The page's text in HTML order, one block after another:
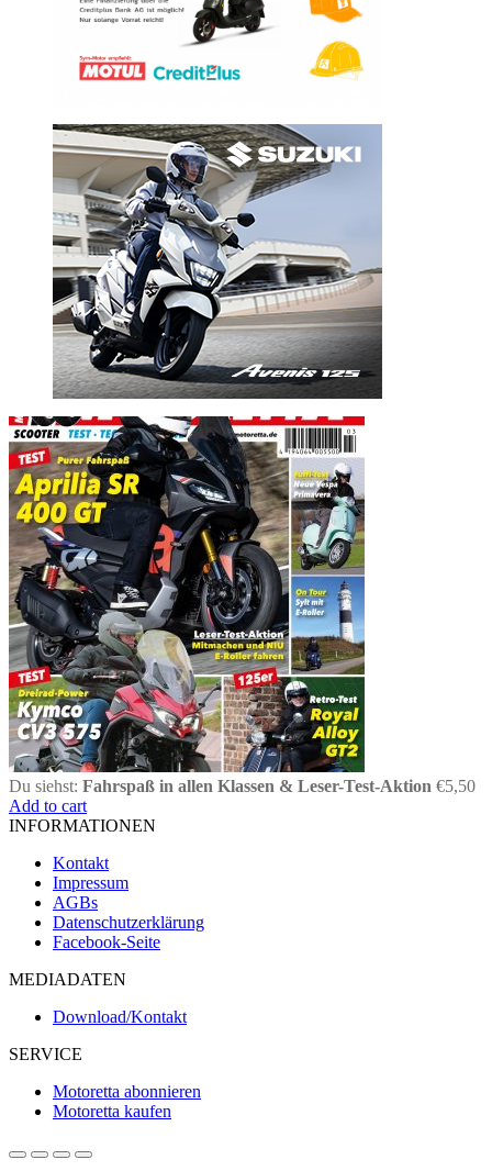
Du siehst: Fahrspaß in allen Klassen & Leser-Test-Aktion €5,50
Add to cart
INFORMATIONEN
Kontakt
Impressum
AGBs
Datenschutzerklärung
Facebook-Seite
MEDIADATEN
Download/Kontakt
SERVICE
Motoretta abonnieren
Motoretta kaufen